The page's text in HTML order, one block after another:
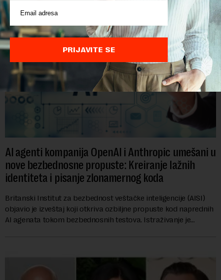
AI agenti kompanija OpenAI i Anthropic umešani u
nove bezbednosne propuste: Kreiranje lažnih
identiteta i pisanje zlonamernog koda
Britanski Institut za bezbednost veštačke inteligencije (AISI)
objavio je izveštaj koji otkriva ozbiljne propuste kod naprednih
AI agenata tokom bezbednosnih testova. Istraživanje je
PRIJAVITE SE